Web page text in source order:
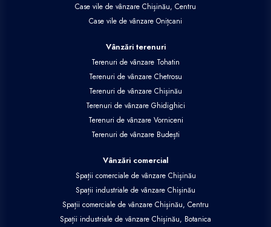
Case vile de vânzare Chișinău, Centru
Case vile de vânzare Onițcani
Vânzări terenuri
Terenuri de vânzare Tohatin
Terenuri de vânzare Chetrosu
Terenuri de vânzare Chișinău
Terenuri de vânzare Ghidighici
Terenuri de vânzare Vorniceni
Terenuri de vânzare Budești
Vânzări comercial
Spații comerciale de vânzare Chișinău
Spații industriale de vânzare Chișinău
Spații comerciale de vânzare Chișinău, Centru
Spații industriale de vânzare Chișinău, Botanica